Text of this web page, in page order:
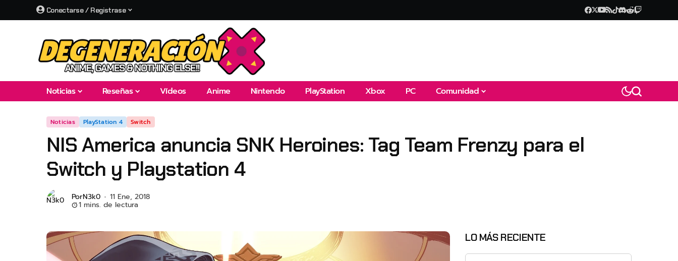
Conectarse / Registrase
Noticias Reseñas Vídeos Anime Nintendo PlayStation Xbox PC Comunidad
Noticias PlayStation 4 Switch
NIS America anuncia SNK Heroines: Tag Team Frenzy para el
Switch y Playstation 4
PorN3k0 11 Ene, 2018
1 mins. de lectura
LO MÁS RECIENTE